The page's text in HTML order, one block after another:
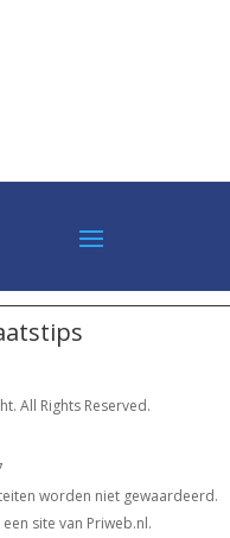
All Rights Reserved.
worden niet gewaardeerd.
site van Priweb.nl.